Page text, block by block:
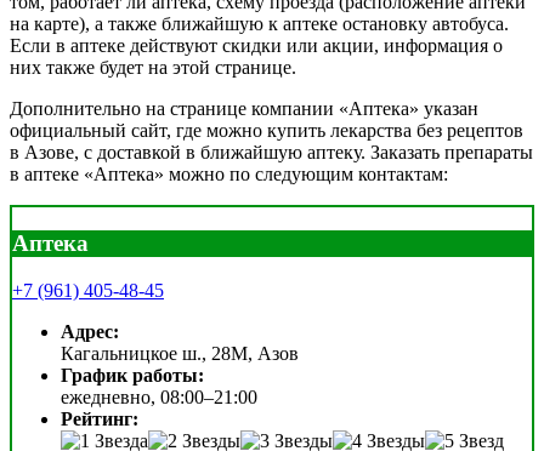
на карте), а также ближайшую к аптеке остановку автобуса.
Если в аптеке действуют скидки или акции, информация о
них также будет на этой странице.
Дополнительно на странице компании «Аптека» указан
официальный сайт, где можно купить лекарства без рецептов
в Азове, с доставкой в ближайшую аптеку. Заказать препараты
в аптеке «Аптека» можно по следующим контактам:
Аптека
+7 (961) 405-48-45
Адрес:
Кагальницкое ш., 28М, Азов
График работы:
ежедневно, 08:00–21:00
Рейтинг: